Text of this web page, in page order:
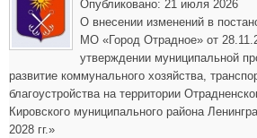
Опубликовано: 21 июля 2026
О внесении изменений в
МО «Город Отрадное» от
утверждении муниципальной
развитие коммунального хозяйства,
благоустройства на территории
Кировского муниципального района
2028 гг.»